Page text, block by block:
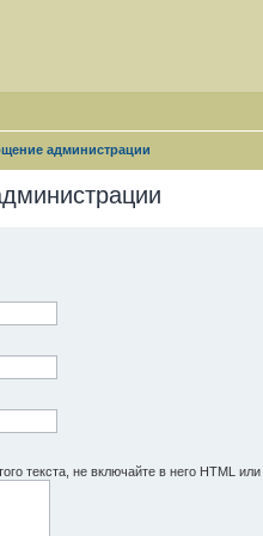
администрации
текста, не включайте в него HTML